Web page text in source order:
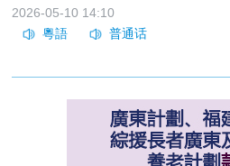
2026-05-10 14:10